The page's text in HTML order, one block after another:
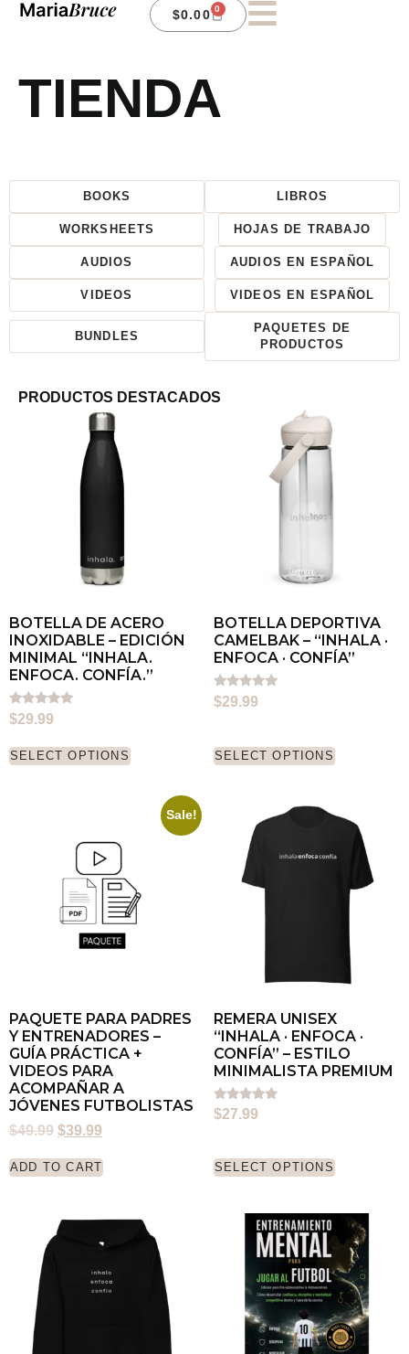
$0.00 0
TIENDA
BOOKS LIBROS
WORKSHEETS HOJAS DE TRABAJO
AUDIOS AUDIOS EN ESPAÑOL
VIDEOS VIDEOS EN ESPAÑOL
BUNDLES
PAQUETES DE
PRODUCTOS
PRODUCTOS DESTACADOS
BOTELLA DE ACERO
INOXIDABLE – EDICIÓN
MINIMAL “INHALA.
ENFOCA. CONFÍA.”
Rated
5.00
$29.99
SELECT OPTIONS
BOTELLA DEPORTIVA
CAMELBAK – “INHALA ·
ENFOCA · CONFÍA”
Rated
5.00
$29.99
SELECT OPTIONS
Sale!
PAQUETE PARA PADRES
Y ENTRENADORES –
GUÍA PRÁCTICA +
VIDEOS PARA
ACOMPAÑAR A
JÓVENES FUTBOLISTAS
$49.99 $39.99
ADD TO CART
REMERA UNISEX
“INHALA · ENFOCA ·
CONFÍA” – ESTILO
MINIMALISTA PREMIUM
Rated
5.00
$27.99
SELECT OPTIONS